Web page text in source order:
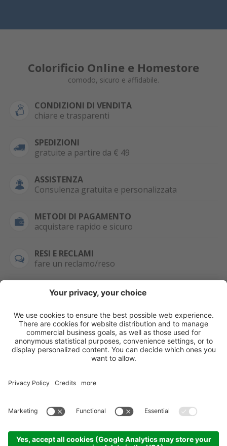
Colorificio Online e Homestore
comodo, sicuro e affidabile.
CONDIZIONI DI VENDITA
chiare e trasparenti
SPEDIZIONI
gratuite a partire da € 49
ASSISTENZA
Consulenza gratuita e personalizzata
METODI DI PAGAMENTO
acquistare rapido e sicuro
RESI E RECLAMI
fare un reclamo/reso
SEMPRE DISPONIBILE
0471 506798
WHATSAPP
+39 376 2951129
Credits
Sitemap Informativa privacy
Impostazioni cookie
HAI LA PARTITA
IVA?
Per ordini, offerte,
prezzi speciali e
ulteriori articoli